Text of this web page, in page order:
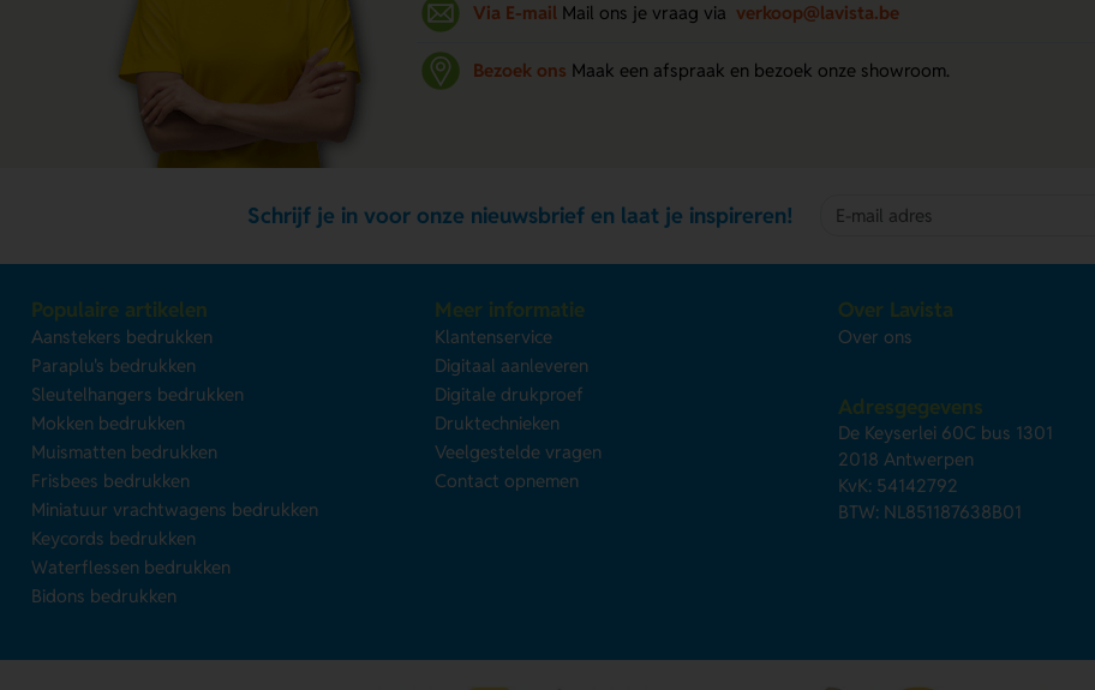
Via E-mail Mail ons je vraag via verkoop@lavista.be
Bezoek ons Maak een afspraak en bezoek onze showroom.
Schrijf je in voor onze nieuwsbrief en laat je inspireren!
Populaire artikelen
Aanstekers bedrukken
Paraplu's bedrukken
Sleutelhangers bedrukken
Mokken bedrukken
Muismatten bedrukken
Frisbees bedrukken
Miniatuur vrachtwagens bedrukken
Keycords bedrukken
Waterflessen bedrukken
Bidons bedrukken
Meer informatie
Klantenservice
Digitaal aanleveren
Digitale drukproef
Druktechnieken
Veelgestelde vragen
Contact opnemen
Over Lavista
Over ons
Adresgegevens
De Keyserlei 60C bus 1301
2018 Antwerpen
KvK: 54142792
BTW: NL851187638B01